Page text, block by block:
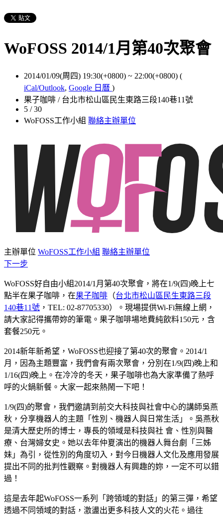
WoFOSS 2014/1月第40次聚會
2014/01/09(周四) 19:30(+0800) ~ 22:00(+0800) (
iCal/Outlook, Google 日曆 )
果子咖啡 / 台北市松山區民生東路三段140巷11號
5 / 30
WoFOSS工作小組 聯絡主辦單位
主辦單位 WoFOSS工作小組 聯絡主辦單位
下一步
WoFOSS好自由小組2014/1月第40次聚會，將在1/9(四)晚上七
點半在果子咖啡，在果子咖啡 （台北市松山區民生東路三段
140巷11號 ，TEL: 02-87705330）。現場提供Wi-Fi無線上網，
請大家記得攜帶妳的筆電。果子咖啡場地費純飲料150元，含
套餐250元。
2014新年新希望，WoFOSS也迎接了第40次的聚會。2014/1
月，因為主題豐富，我們會有兩次聚會，分別在1/9(四)晚上和
1/16(四)晚上。在冷冷的冬天，果子咖啡也為大家準備了熱呼
呼的火鍋新餐。大家一起來熱鬧一下吧！
1/9(四)的聚會，我們邀請到前交大科技與社會中心的講師吳燕
秋，分享機器人的主題「性別、機器人與日常生活」。吳燕秋
是清大歷史所的博士，專長的領域是科技與社 會、性別與醫
療、台灣婦女史。她以去年仲夏演出的機器人舞台劇「三姊
妹」為引，從性別的角度切入，對今日機器人文化及應用發展
提出不同的批判性觀察。對機器人有興趣的妳，一定不可以錯
過！
這是去年起WoFOSS一系列「跨領域的對話」的第三彈，希望
透過不同領域的對話，激盪出更多科技人文的火花。過往